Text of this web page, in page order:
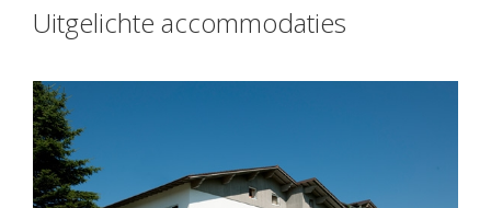
Uitgelichte accommodaties